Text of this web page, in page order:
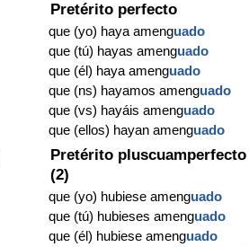
Pretérito perfecto
que (yo) haya amenguado
que (tú) hayas amenguado
que (él) haya amenguado
que (ns) hayamos amenguado
que (vs) hayáis amenguado
que (ellos) hayan amenguado
Pretérito pluscuamperfecto
(2)
que (yo) hubiese amenguado
que (tú) hubieses amenguado
que (él) hubiese amenguado